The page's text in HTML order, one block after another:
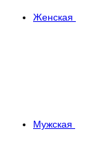
Женская
Мужская